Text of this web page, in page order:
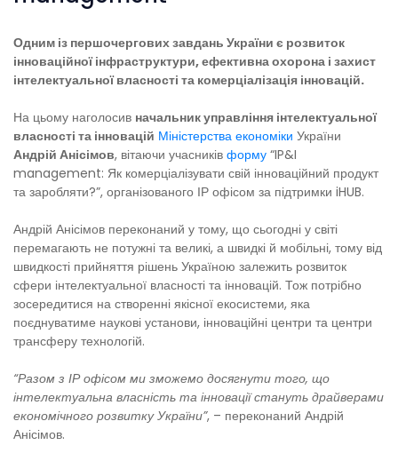
Одним із першочергових завдань України є розвиток
інноваційної інфраструктури, ефективна охорона і захист
інтелектуальної власності та комерціалізація інновацій.
На цьому наголосив начальник управління інтелектуальної
власності та інновацій Міністерства економіки України
Андрій Анісімов, вітаючи учасників форму “IP&I
management: Як комерціалізувати свій інноваційний продукт
та заробляти?”, організованого ІР офісом за підтримки iHUB.
Андрій Анісімов переконаний у тому, що сьогодні у світі
перемагають не потужні та великі, а швидкі й мобільні, тому від
швидкості прийняття рішень Україною залежить розвиток
сфери інтелектуальної власності та інновацій. Тож потрібно
зосередитися на створенні якісної екосистеми, яка
поєднуватиме наукові установи, інноваційні центри та центри
трансферу технологій.
“Разом з ІР офісом ми зможемо досягнути того, що
інтелектуальна власність та інновації стануть драйверами
економічного розвитку України”, – переконаний Андрій
Анісімов.